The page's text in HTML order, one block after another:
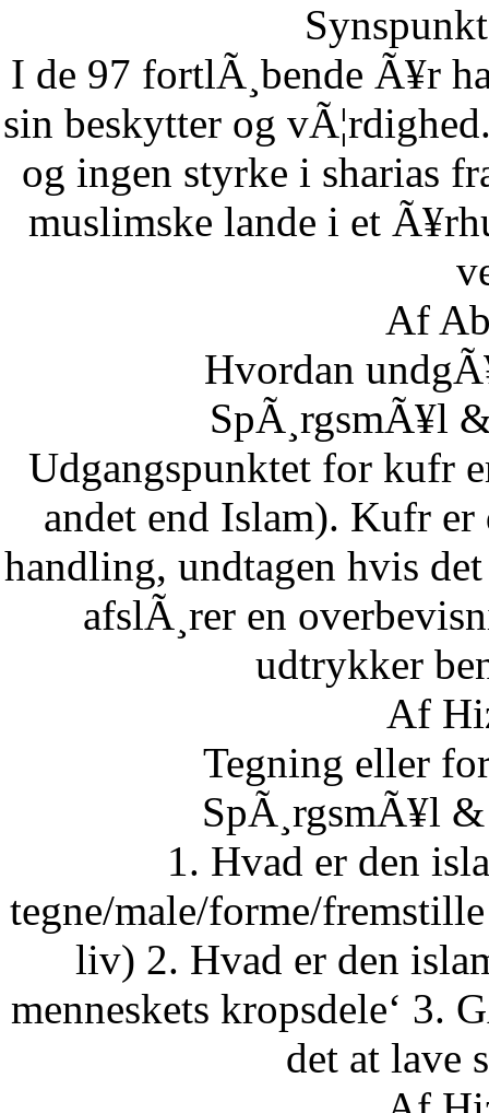
I de 97 fortlÃ¸bende Ã¥r
sin beskytter og
og ingen styrke i sharias
muslimske lande i et
Af
Hvordan
SpÃ¸rgsmÃ¥l
Udgangspunktet for kufr
andet end Islam). Kufr
handling, undtagen hvis
afslÃ¸rer en
udtrykker
Af
Tegning eller
SpÃ¸rgsmÃ¥l
1. Hvad er den
tegne/male/forme/
liv) 2. Hvad er den
menneskets kropsdele‘ 3.
det at lave